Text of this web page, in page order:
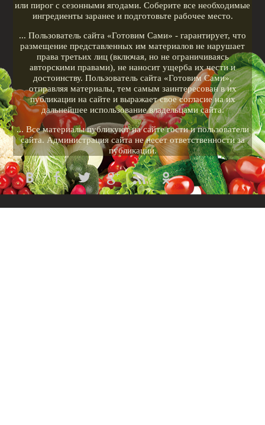
или пирог с сезонными ягодами. Соберите все необходимые
ингредиенты заранее и подготовьте рабочее место.
... Пользователь сайта «Готовим Сами» - гарантирует, что
размещение представленных им материалов не нарушает
права третьих лиц (включая, но не ограничиваясь
авторскими правами), не наносит ущерба их чести и
достоинству. Пользователь сайта «Готовим Сами»,
отправляя материалы, тем самым заинтересован в их
публикации на сайте и выражает свое согласие на их
дальнейшее использование владельцами сайта.
... Все материалы публикуют на сайте гости и пользователи
сайта. Администрация сайта не несет ответственности за
публикации.